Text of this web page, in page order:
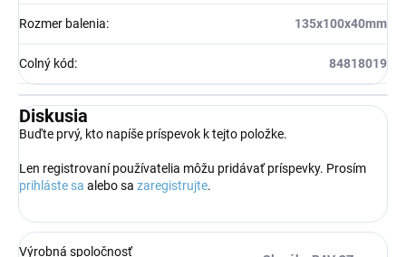
Rozmer balenia: 135x100x40mm
Colný kód: 84818019
Diskusia
Buďte prvý, kto napíše príspevok k tejto položke.
Len registrovaní používatelia môžu pridávať príspevky. Prosím
prihláste sa alebo sa zaregistrujte.
Výrobná spoločnosť